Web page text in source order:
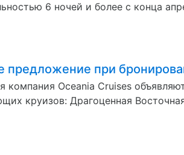
6 ночей и более с конца
предложение при
компания Oceania Cruises
круизов: Драгоценная